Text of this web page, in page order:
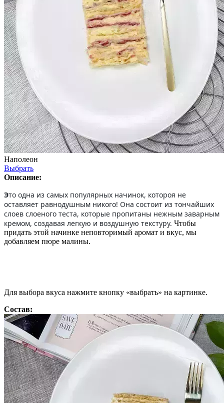
Наполеон
Выбрать
Описание:
Это одна из самых популярных начинок, котороя не
оставляет равнодушным никого! Она состоит из тончайших
слоев слоеного теста, которые пропитаны нежным заварным
кремом, создавая легкую и воздушную текстуру. Чтобы
придать этой начинке неповторимый аромат и вкус, мы
добавляем пюре малины.
Для выбора вкуса нажмите кнопку «выбрать» на картинке.
Состав: